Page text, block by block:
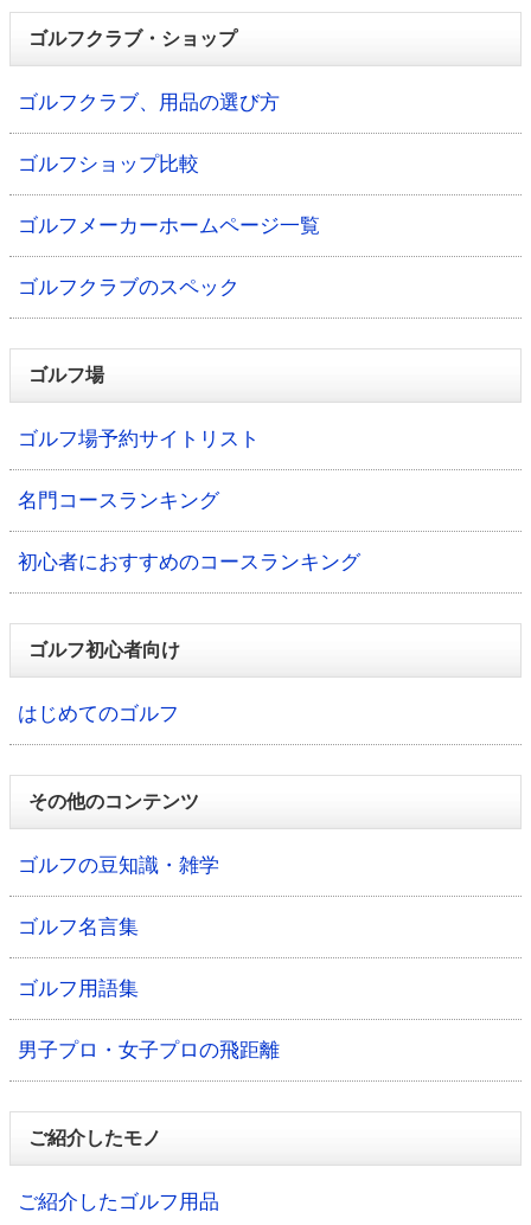
ゴルフクラブ・ショップ
ゴルフクラブ、用品の選び方
ゴルフショップ比較
ゴルフメーカーホームページ一覧
ゴルフクラブのスペック
ゴルフ場
ゴルフ場予約サイトリスト
名門コースランキング
初心者におすすめのコースランキング
ゴルフ初心者向け
はじめてのゴルフ
その他のコンテンツ
ゴルフの豆知識・雑学
ゴルフ名言集
ゴルフ用語集
男子プロ・女子プロの飛距離
ご紹介したモノ
ご紹介したゴルフ用品